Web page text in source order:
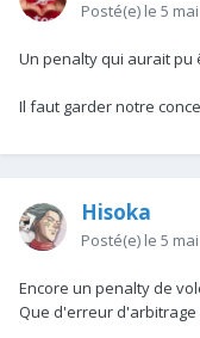
Posté(e) le 5 mai
Un penalty qui aurait pu
Il faut garder notre
Hisoka
Posté(e) le 5 mai
Encore un penalty de
Que d'erreur d'arbitrage